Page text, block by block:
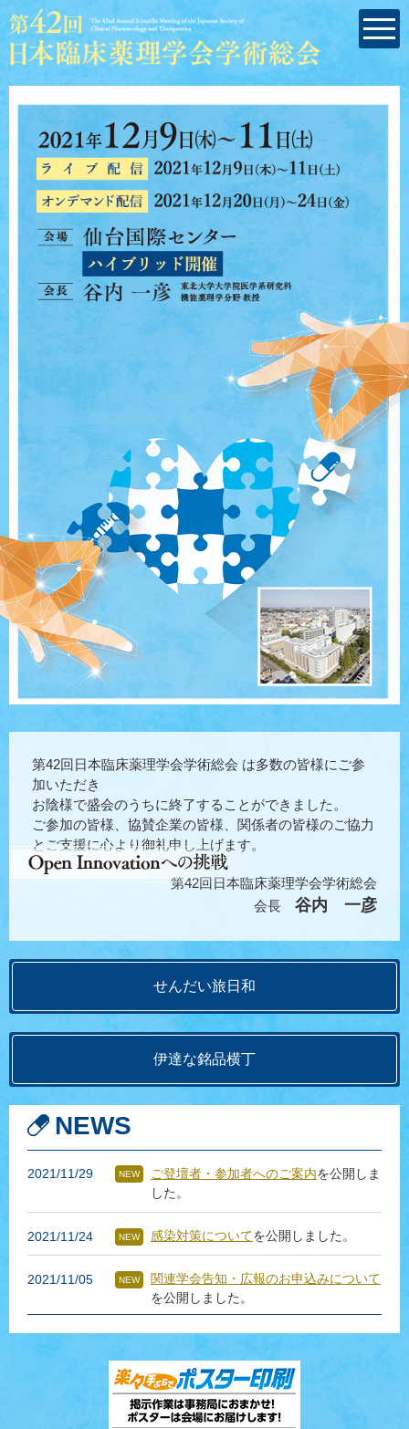
第42回日本臨床薬理学会学術総会 は多数の皆様にご参
加いただき
お陰様で盛会のうちに終了することができました。
ご参加の皆様、協賛企業の皆様、関係者の皆様のご協力
とご支援に心より御礼申し上げます。
第42回日本臨床薬理学会学術総会
会長 谷内 一彦
せんだい旅日和
伊達な銘品横丁
NEWS
2021/11/29 ご登壇者・参加者へのご案内を公開しま
した。
2021/11/24 感染対策についてを公開しました。
2021/11/05
関連学会告知・広報のお申込みについて
を公開しました。
一般演題（ポスター）発表者の皆様へ
公開しました。
2021/10/8 一般演題採択リストを公開しました。